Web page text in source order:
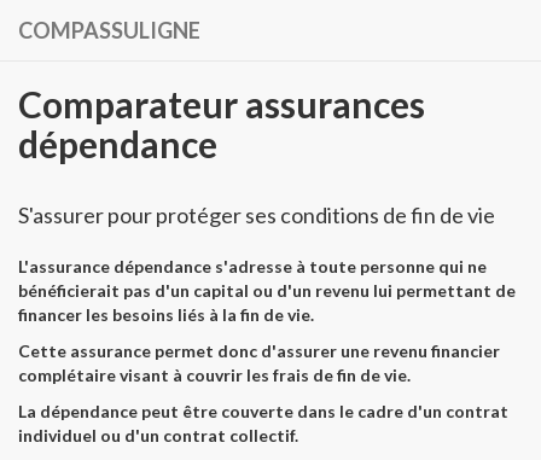
COMPASSULIGNE
Comparateur assurances
dépendance
S'assurer pour protéger ses conditions de fin de vie
L'assurance dépendance s'adresse à toute personne qui ne
bénéficierait pas d'un capital ou d'un revenu lui permettant de
financer les besoins liés à la fin de vie.
Cette assurance permet donc d'assurer une revenu financier
complétaire visant à couvrir les frais de fin de vie.
La dépendance peut être couverte dans le cadre d'un contrat
individuel ou d'un contrat collectif.